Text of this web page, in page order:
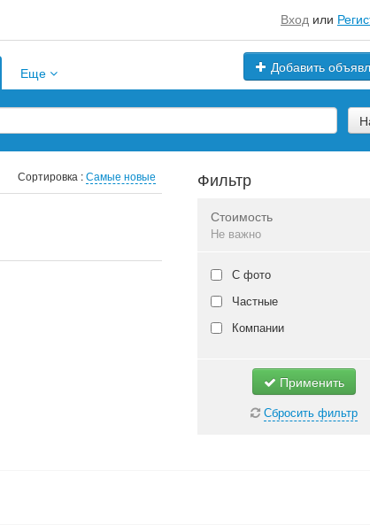
Вход или
Добавить
Еще
Сортировка :Самые новые Фильтр
Стоимость
Не важно
Валюта:руб.
С фото
Частные
Компании
Применить
Сбросить фильтр